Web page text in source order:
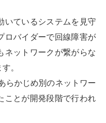
いているシステムを見守
ロバイダーで回線障害が
ネットワークが繋がらな
。
らかじめ別のネットワー
ことが開発段階で行われ